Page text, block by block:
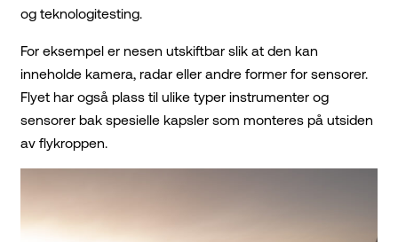
og teknologitesting.
For eksempel er nesen utskiftbar slik at den kan
inneholde kamera, radar eller andre former for sensorer.
Flyet har også plass til ulike typer instrumenter og
sensorer bak spesielle kapsler som monteres på utsiden
av flykroppen.